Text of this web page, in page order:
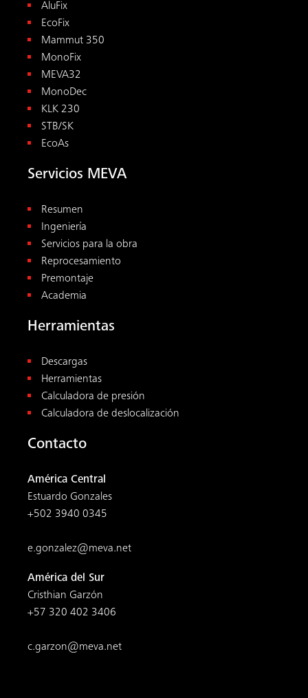
AluFix
EcoFix
Mammut 350
MonoFix
MEVA32
MonoDec
KLK 230
STB/SK
EcoAs
Servicios MEVA
Resumen
Ingeniería
Servicios para la obra
Reprocesamiento
Premontaje
Academia
Herramientas
Descargas
Herramientas
Calculadora de presión
Calculadora de deslocalización
Contacto
América Central
Estuardo Gonzales
+502 3940 0345
e.gonzalez@meva.net
América del Sur
Cristhian Garzón
+57 320 402 3406
c.garzon@meva.net